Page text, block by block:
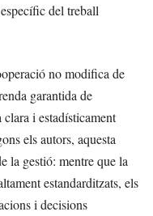
del treball
no modifica de
garantida de
i estadísticament
els autors, aquesta
la gestió: mentre que la
estandarditzats, els
i decisions